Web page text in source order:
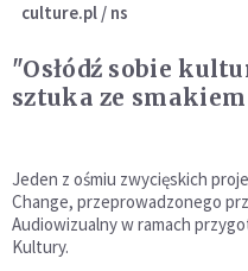
culture.pl / ns
"Osłódź sobie
sztuka ze smakiem
Jeden z ośmiu zwycięskich
Change, przeprowadzonego
Audiowizualny w ramach
Kultury.